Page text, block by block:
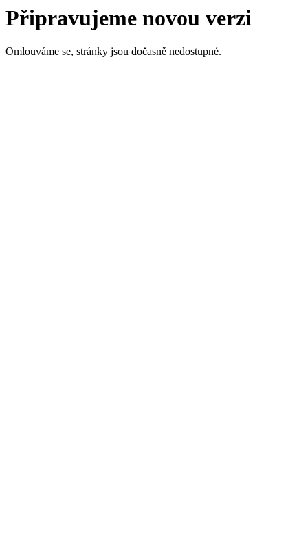
Připravujeme novou verzi
Omlouváme se, stránky jsou dočasně nedostupné.